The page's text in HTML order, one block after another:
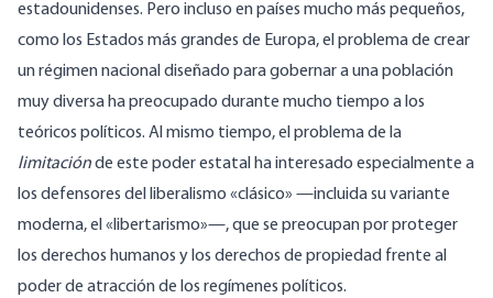
estadounidenses. Pero incluso en países mucho más pequeños,
como los Estados más grandes de Europa, el problema de crear
un régimen nacional diseñado para gobernar a una población
muy diversa ha preocupado durante mucho tiempo a los
teóricos políticos. Al mismo tiempo, el problema de la
limitaciónde este poder estatal ha interesado especialmente a
los defensores del liberalismo «clásico» —incluida su variante
moderna, el «libertarismo»—, que se preocupan por proteger
los derechos humanos y los derechos de propiedad frente al
poder de atracción de los regímenes políticos.